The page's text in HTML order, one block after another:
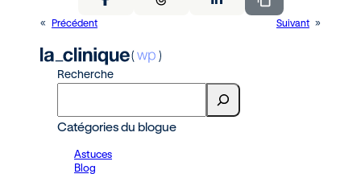
« Précédent Suivant »
Recherche
Catégories du blogue
Astuces
Blog